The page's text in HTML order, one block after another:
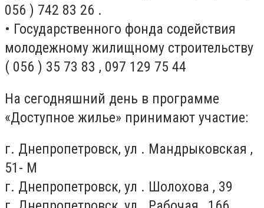
056 ) 742 83 26 .
• Государственного фонда содействия
молодежному жилищному строительству
( 056 ) 35 73 83 , 097 129 75 44
На сегодняшний день в программе
«Доступное жилье» принимают участие:
г. Днепропетровск, ул . Мандрыковская ,
51- М
г. Днепропетровск, ул . Шолохова , 39